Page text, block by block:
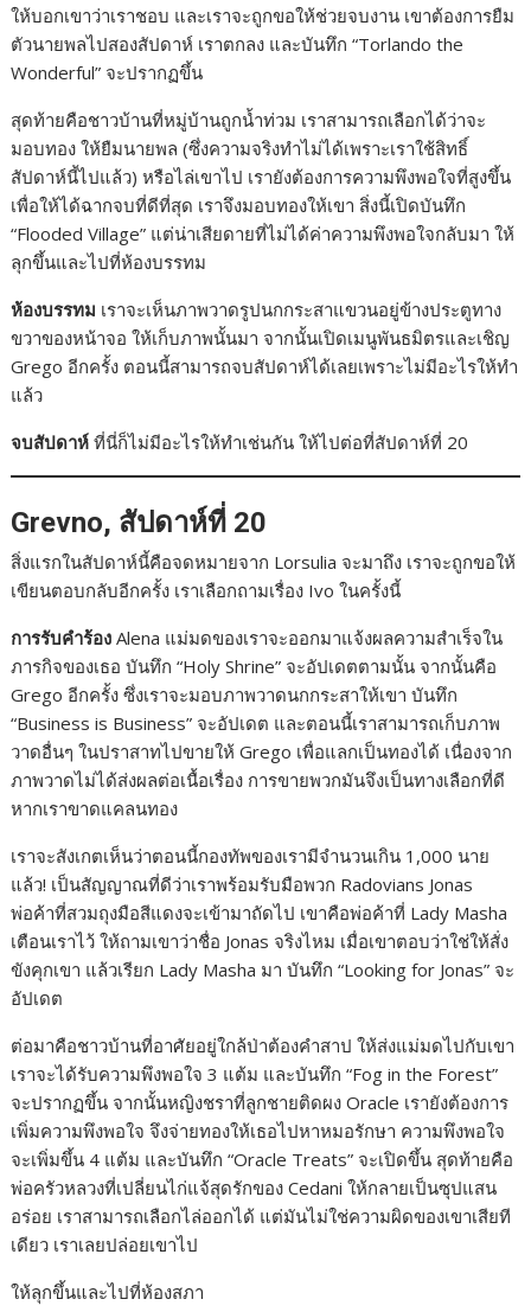
ให้บอกเขาว่าเราชอบ และเราจะถูกขอให้ช่วยจบงาน เขาต้องการยืม
ตัวนายพลไปสองสัปดาห์ เราตกลง และบันทึก “Torlando the
Wonderful” จะปรากฏขึ้น
สุดท้ายคือชาวบ้านที่หมู่บ้านถูกน้ำท่วม เราสามารถเลือกได้ว่าจะ
มอบทอง ให้ยืมนายพล (ซึ่งความจริงทำไม่ได้เพราะเราใช้สิทธิ์
สัปดาห์นี้ไปแล้ว) หรือไล่เขาไป เรายังต้องการความพึงพอใจที่สูงขึ้น
เพื่อให้ได้ฉากจบที่ดีที่สุด เราจึงมอบทองให้เขา สิ่งนี้เปิดบันทึก
“Flooded Village” แต่น่าเสียดายที่ไม่ได้ค่าความพึงพอใจกลับมา ให้
ลุกขึ้นและไปที่ห้องบรรทม
ห้องบรรทม เราจะเห็นภาพวาดรูปนกกระสาแขวนอยู่ข้างประตูทาง
ขวาของหน้าจอ ให้เก็บภาพนั้นมา จากนั้นเปิดเมนูพันธมิตรและเชิญ
Grego อีกครั้ง ตอนนี้สามารถจบสัปดาห์ได้เลยเพราะไม่มีอะไรให้ทำ
แล้ว
จบสัปดาห์ ที่นี่ก็ไม่มีอะไรให้ทำเช่นกัน ให้ไปต่อที่สัปดาห์ที่ 20
Grevno, สัปดาห์ที่ 20
สิ่งแรกในสัปดาห์นี้คือจดหมายจาก Lorsulia จะมาถึง เราจะถูกขอให้
เขียนตอบกลับอีกครั้ง เราเลือกถามเรื่อง Ivo ในครั้งนี้
การรับคำร้อง Alena แม่มดของเราจะออกมาแจ้งผลความสำเร็จใน
ภารกิจของเธอ บันทึก “Holy Shrine” จะอัปเดตตามนั้น จากนั้นคือ
Grego อีกครั้ง ซึ่งเราจะมอบภาพวาดนกกระสาให้เขา บันทึก
“Business is Business” จะอัปเดต และตอนนี้เราสามารถเก็บภาพ
วาดอื่นๆ ในปราสาทไปขายให้ Grego เพื่อแลกเป็นทองได้ เนื่องจาก
ภาพวาดไม่ได้ส่งผลต่อเนื้อเรื่อง การขายพวกมันจึงเป็นทางเลือกที่ดี
หากเราขาดแคลนทอง
เราจะสังเกตเห็นว่าตอนนี้กองทัพของเรามีจำนวนเกิน 1,000 นาย
แล้ว! เป็นสัญญาณที่ดีว่าเราพร้อมรับมือพวก Radovians Jonas
พ่อค้าที่สวมถุงมือสีแดงจะเข้ามาถัดไป เขาคือพ่อค้าที่ Lady Masha
เตือนเราไว้ ให้ถามเขาว่าชื่อ Jonas จริงไหม เมื่อเขาตอบว่าใช่ให้สั่ง
ขังคุกเขา แล้วเรียก Lady Masha มา บันทึก “Looking for Jonas” จะ
อัปเดต
ต่อมาคือชาวบ้านที่อาศัยอยู่ใกล้ป่าต้องคำสาป ให้ส่งแม่มดไปกับเขา
เราจะได้รับความพึงพอใจ 3 แต้ม และบันทึก “Fog in the Forest”
จะปรากฏขึ้น จากนั้นหญิงชราที่ลูกชายติดผง Oracle เรายังต้องการ
เพิ่มความพึงพอใจ จึงจ่ายทองให้เธอไปหาหมอรักษา ความพึงพอใจ
จะเพิ่มขึ้น 4 แต้ม และบันทึก “Oracle Treats” จะเปิดขึ้น สุดท้ายคือ
พ่อครัวหลวงที่เปลี่ยนไก่แจ้สุดรักของ Cedani ให้กลายเป็นซุปแสน
อร่อย เราสามารถเลือกไล่ออกได้ แต่มันไม่ใช่ความผิดของเขาเสียที
เดียว เราเลยปล่อยเขาไป
ให้ลุกขึ้นและไปที่ห้องสภา